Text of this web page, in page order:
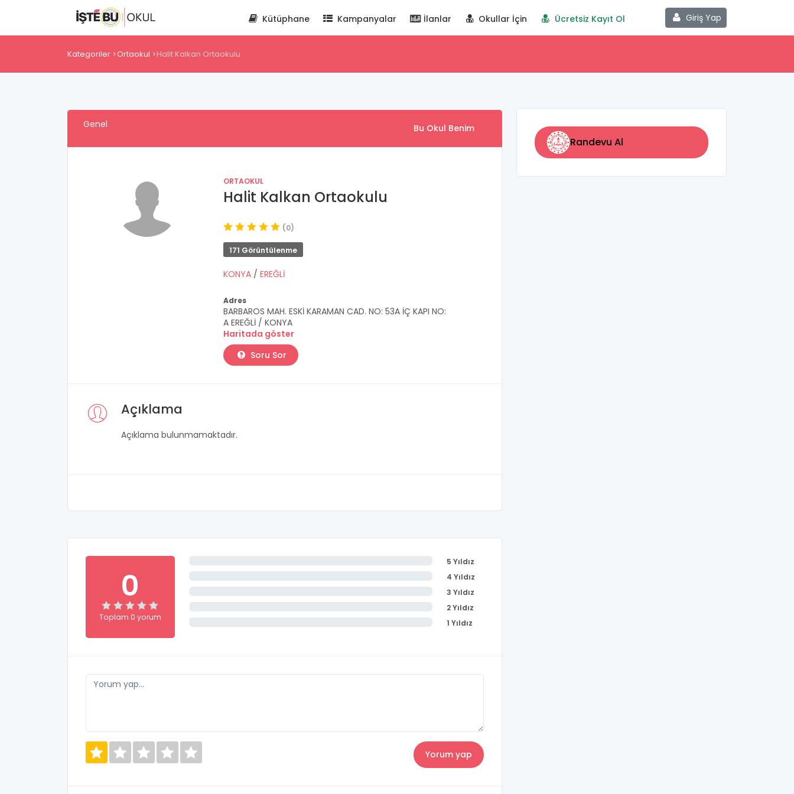
Giriş Yap
Kütüphane Kampanyalar İlanlar Okullar İçin Ücretsiz Kayıt Ol
Kategoriler Ortaokul Halit Kalkan Ortaokulu
Genel Bu Okul Benim
ORTAOKUL
Halit Kalkan Ortaokulu
(0)
171 Görüntülenme
KONYA / EREĞLİ
Adres
BARBAROS MAH. ESKİ KARAMAN CAD. NO: 53A İÇ KAPI NO:
A EREĞLİ / KONYA
Haritada göster
Soru Sor
Açıklama
Açıklama bulunmamaktadır.
0
Toplam 0 yorum
5 Yıldız
4 Yıldız
3 Yıldız
2 Yıldız
1 Yıldız
Randevu Al